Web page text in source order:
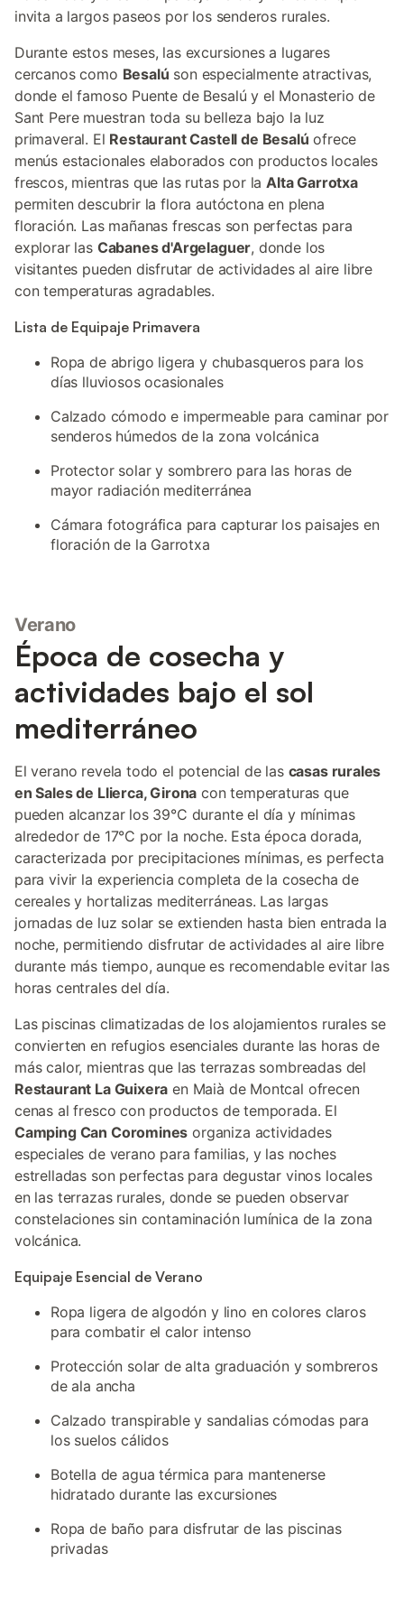
invita a largos paseos por los senderos rurales.
Durante estos meses, las excursiones a lugares
cercanos como Besalú son especialmente atractivas,
donde el famoso Puente de Besalú y el Monasterio de
Sant Pere muestran toda su belleza bajo la luz
primaveral. El Restaurant Castell de Besalú ofrece
menús estacionales elaborados con productos locales
frescos, mientras que las rutas por laAlta Garrotxa
permiten descubrir la flora autóctona en plena
floración. Las mañanas frescas son perfectas para
explorar las Cabanes d'Argelaguer, donde los
visitantes pueden disfrutar de actividades al aire libre
con temperaturas agradables.
Lista de Equipaje Primavera
Ropa de abrigo ligera y chubasqueros para los
días lluviosos ocasionales
Calzado cómodo e impermeable para caminar por
senderos húmedos de la zona volcánica
Protector solar y sombrero para las horas de
mayor radiación mediterránea
Cámara fotográfica para capturar los paisajes en
floración de la Garrotxa
Verano
Época de cosecha y
actividades bajo el sol
mediterráneo
El verano revela todo el potencial de las casas rurales
en Sales de Llierca, Girona con temperaturas que
pueden alcanzar los 39°C durante el día y mínimas
alrededor de 17°C por la noche. Esta época dorada,
caracterizada por precipitaciones mínimas, es perfecta
para vivir la experiencia completa de la cosecha de
cereales y hortalizas mediterráneas. Las largas
jornadas de luz solar se extienden hasta bien entrada la
noche, permitiendo disfrutar de actividades al aire libre
durante más tiempo, aunque es recomendable evitar las
horas centrales del día.
Las piscinas climatizadas de los alojamientos rurales se
convierten en refugios esenciales durante las horas de
más calor, mientras que las terrazas sombreadas del
Restaurant La Guixera en Maià de Montcal ofrecen
cenas al fresco con productos de temporada. El
Camping Can Coromines organiza actividades
especiales de verano para familias, y las noches
estrelladas son perfectas para degustar vinos locales
en las terrazas rurales, donde se pueden observar
constelaciones sin contaminación lumínica de la zona
volcánica.
Equipaje Esencial de Verano
Ropa ligera de algodón y lino en colores claros
para combatir el calor intenso
Protección solar de alta graduación y sombreros
de ala ancha
Calzado transpirable y sandalias cómodas para
los suelos cálidos
Botella de agua térmica para mantenerse
hidratado durante las excursiones
Ropa de baño para disfrutar de las piscinas
privadas